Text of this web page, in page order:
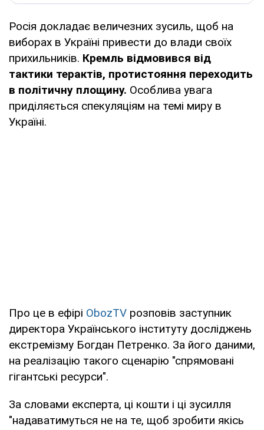
Росія докладає величезних зусиль, щоб на
виборах в Україні привести до влади своїх
прихильників. Кремль відмовився від
тактики терактів, протистояння переходить
в політичну площину. Особлива увага
приділяється спекуляціям на темі миру в
Україні.
Про це в ефірі ObozTV розповів заступник
директора Українського інституту досліджень
екстремізму Богдан Петренко. За його даними,
на реалізацію такого сценарію "спрямовані
гігантські ресурси".
За словами експерта, ці кошти і ці зусилля
"надаватимуться не на те, щоб зробити якісь